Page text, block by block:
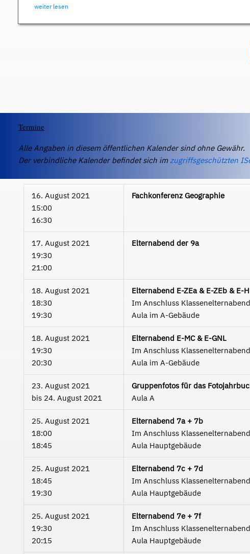
weiter lesen
Termine
Alle Angaben in diesem öffentlichen Kalender sind ohne Gewähr.
Der verbindliche Kalender befindet sich imzugriffsgeschützten
16. August 2021
15:00
16:30
Fachkonferenz Geographie
17. August 2021
19:30
21:00
Elternabend der 9a
18. August 2021
18:30
19:30
Elternabend E-ZEa & E-ZEb & E-
Im Anschluss
Aula im A-Gebäude
18. August 2021
19:30
20:30
Elternabend E-MC & E-GNL
Im Anschluss
Aula im A-Gebäude
23. August 2021
bis 24. August 2021
Gruppenfotos für das
Aula A
25. August 2021
18:00
18:45
Elternabend 7a + 7b
Im Anschluss
Aula Hauptgebäude
25. August 2021
18:45
19:30
Elternabend 7c + 7d
Im Anschluss
Aula Hauptgebäude
25. August 2021
19:30
20:15
Elternabend 7e + 7f
Im Anschluss
Aula Hauptgebäude